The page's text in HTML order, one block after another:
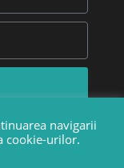
navigarii
cookie-urilor.